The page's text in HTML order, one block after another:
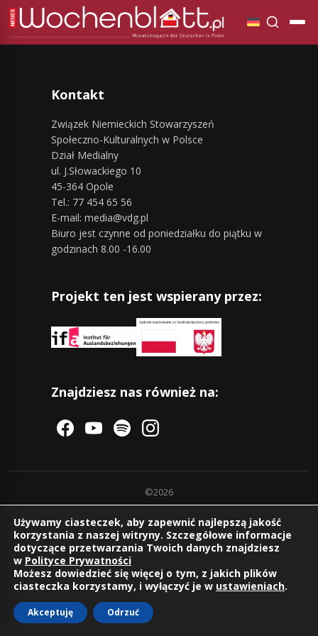
Kontakt
Związek Niemieckich Stowarzyszeń
Społeczno-Kulturalnych w Polsce
Dział Medialny
ul. J.Słowackiego 10
45-364 Opole
Tel.: 77 454 65 56
E-mail: media@vdg.pl
Biuro jest czynne od poniedziałku do piątku w
godzinach 8.00 -16.00
Projekt ten jest wspierany przez:
Znajdziesz nas również na:
©2026
Używamy ciasteczek, aby zapewnić najlepszą jakość
korzystania z naszej witryny. Szczegółowe informacje
dotyczące przetwarzania Twoich danych znajdziesz
w Polityce Prywatności
Możesz dowiedzieć się więcej o tym, z jakich plików
ciasteczka korzystamy, i wyłączyć je w ustawieniach.
Akceptuję Odrzuć